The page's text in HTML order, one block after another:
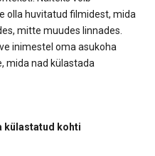
olla huvitatud filmidest, mida
mitte muudes linnades.
inimestel oma asukoha
mida nad külastada
külastatud kohti